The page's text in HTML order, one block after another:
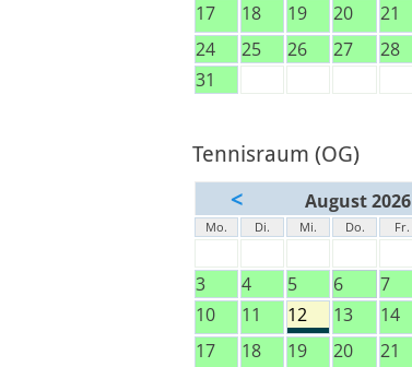
17
18 19 20 21
24
25 26 27 28
31
Tennisraum (OG)
< August 2026
Mo. Di. Mi. Do. Fr.
3
4 5 6 7
10
11 12 13 14
17
18 19 20 21